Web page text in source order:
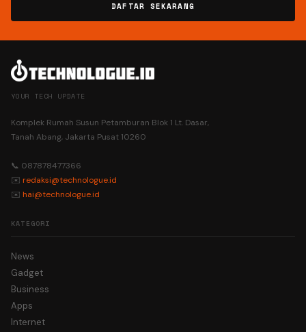
DAFTAR SEKARANG
YOUR TECH UPDATE
Komplek Rumah Susun Petamburan Blok 1 Lt. Dasar,
Tanah Abang, Jakarta Pusat 10260
📞 087878477366
✉️ redaksi@technologue.id
✉️ hai@technologue.id
KATEGORI
News
Gadget
Business
Apps
Internet